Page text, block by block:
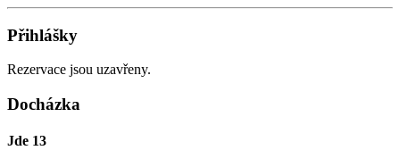
Přihlášky
Rezervace jsou uzavřeny.
Docházka
Jde 13